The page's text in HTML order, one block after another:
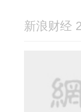
新浪财经